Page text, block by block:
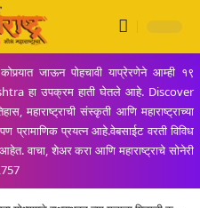
जाऊन पोहचावी याप्रेरणेने आम्ही १९
हा उपक्रम हाती घेतले आहे. Discover
महाराष्ट्राची संस्कृती आणि महाराष्ट्राच्या
प्रामाणिक प्रयत्न आहे.वेबसाईट वरती विविध
वाचा, शेअर करा आणि महाराष्ट्राचे सोनेरी